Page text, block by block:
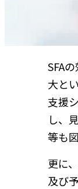
SFA
大と
支援
し、
等も
更に
及び